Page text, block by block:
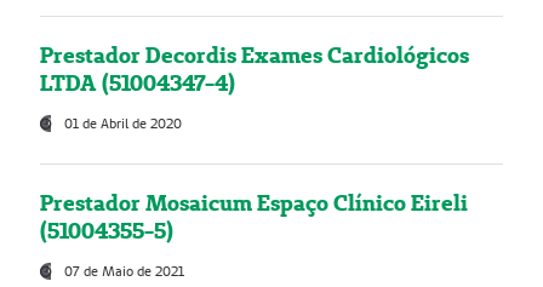
Prestador Decordis Exames Cardiológicos
LTDA (51004347-4)
01 de Abril de 2020
Prestador Mosaicum Espaço Clínico Eireli
(51004355-5)
07 de Maio de 2021